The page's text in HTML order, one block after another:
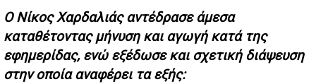
Ο Νίκος Χαρδαλιάς αντέδρασε άμεσα
καταθέτοντας μήνυση και αγωγή κατά της
εφημερίδας, ενώ εξέδωσε και σχετική διάψευση
στην οποία αναφέρει τα εξής: